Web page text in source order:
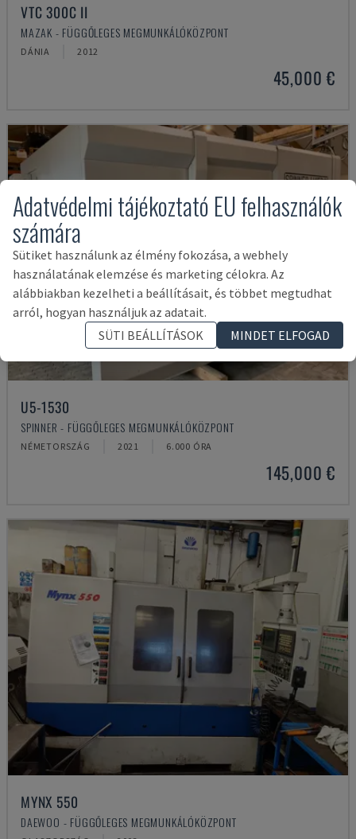
VTC 300C II
MAZAK - FÜGGŐLEGES MEGMUNKÁLÓKÖZPONT
DÁNIA 2012
45,000 €
U5-1530
SPINNER - FÜGGŐLEGES MEGMUNKÁLÓKÖZPONT
NÉMETORSZÁG 2021 6.000 ÓRA
145,000 €
MYNX 550
DAEWOO - FÜGGŐLEGES MEGMUNKÁLÓKÖZPONT
Adatvédelmi tájékoztató EU felhasználók
számára
Sütiket használunk az élmény fokozása, a webhely
használatának elemzése és marketing célokra. Az
alábbiakban kezelheti a beállításait, és többet megtudhat
arról, hogyan használjuk az adatait.
SÜTI BEÁLLÍTÁSOK
MINDET ELFOGAD